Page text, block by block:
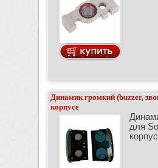
Динамик громкий (buzzer,
корпусе
для